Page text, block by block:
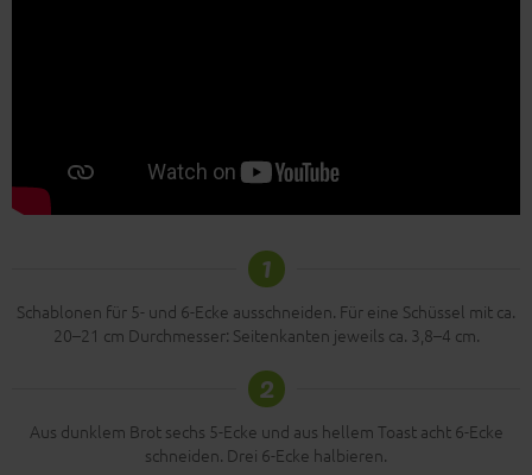
1
Schablonen für 5- und 6-Ecke ausschneiden. Für eine Schüssel mit ca.
20–21 cm Durchmesser: Seitenkanten jeweils ca. 3,8–4 cm.
2
Aus dunklem Brot sechs 5-Ecke und aus hellem Toast acht 6-Ecke
schneiden. Drei 6-Ecke halbieren.